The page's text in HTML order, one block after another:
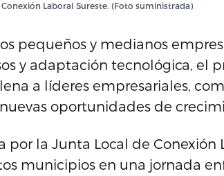
Laboral Sureste. (Foto suministrada)
pequeños y medianos
y adaptación tecnológica, el
a líderes empresariales,
oportunidades de
por la Junta Local de Conexión
municipios en una jornada